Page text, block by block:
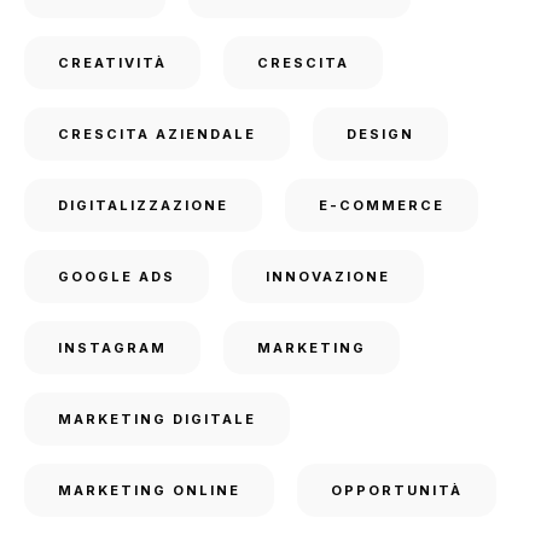
CREATIVITÀ CRESCITA
CRESCITA AZIENDALE DESIGN
DIGITALIZZAZIONE E-COMMERCE
GOOGLE ADS INNOVAZIONE
INSTAGRAM MARKETING
MARKETING DIGITALE
MARKETING ONLINE OPPORTUNITÀ